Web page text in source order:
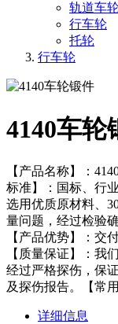
轨道车
行车轮
托轮
行车轮
4140车轮
【产品名称】：
标准】：国标、行
选用优质原材料、
量问题，经过检验
【产品优势】：交
【质量保证】：我
经过严格探伤，保
及探伤报告。【常
详细信息